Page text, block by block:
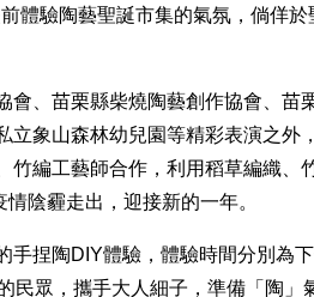
體驗陶藝聖誕市集的氣氛，倘佯
、苗栗縣柴燒陶藝創作協會、苗
象山森林幼兒園等精彩表演之外
編工藝師合作，利用稻草編織、
陰霾走出，迎接新的一年。
捏陶DIY體驗，體驗時間分別為
眾，攜手大人細子，準備「陶」